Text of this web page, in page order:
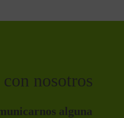
nosotros
alguna